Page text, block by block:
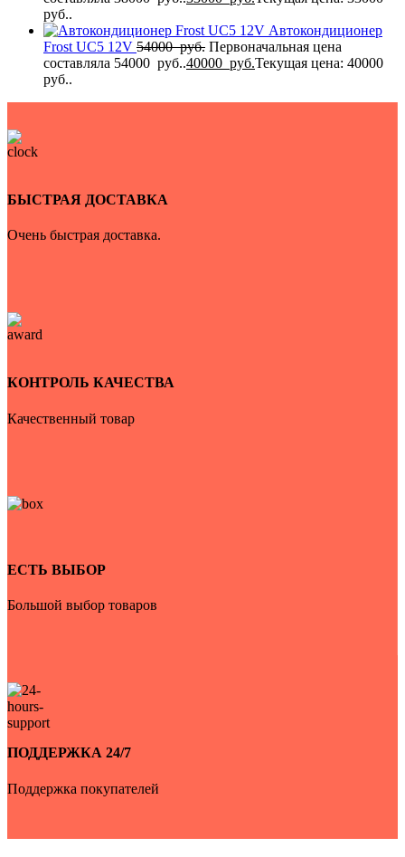
руб..
Автокондиционер
Frost UC5 12V 54000руб. Первоначальная цена
составляла 54000 руб..40000 руб.Текущая цена: 40000
руб..
БЫСТРАЯ ДОСТАВКА
Очень быстрая доставка.
КОНТРОЛЬ КАЧЕСТВА
Качественный товар
ЕСТЬ ВЫБОР
Большой выбор товаров
ПОДДЕРЖКА 24/7
Поддержка покупателей